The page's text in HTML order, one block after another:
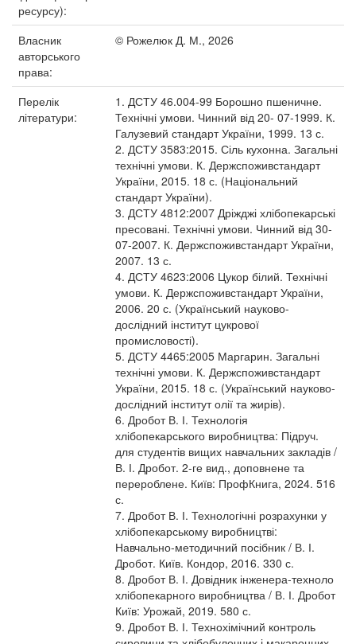
ресурсу):
Власник
авторського
права:
© Рожелюк Д. М., 2026
Перелік
літератури:
1. ДСТУ 46.004-99 Борошно пшеничне.
Технічні умови. Чинний від 20- 07-1999. К.
Галузевий стандарт України, 1999. 13 с.
2. ДСТУ 3583:2015. Сіль кухонна. Загальні
технічні умови. К. Держспоживстандарт
України, 2015. 18 с. (Національний
стандарт України).
3. ДСТУ 4812:2007 Дріжджі хлібопекарські
пресовані. Технічні умови. Чинний від 30-
07-2007. К. Держспоживстандарт України,
2007. 13 с.
4. ДСТУ 4623:2006 Цукор білий. Технічні
умови. К. Держспоживстандарт України,
2006. 20 с. (Український науково-
дослідний інститут цукрової
промисловості).
5. ДСТУ 4465:2005 Маргарин. Загальні
технічні умови. К. Держспоживстандарт
України, 2015. 18 с. (Український науково-
дослідний інститут олії та жирів).
6. Дробот В. І. Технологія
хлібопекарського виробництва: Підруч.
для студентів вищих навчальних закладів /
В. І. Дробот. 2-ге вид., доповнене та
перероблене. Київ: ПрофКнига, 2024. 516
с.
7. Дробот В. І. Технологічні розрахунки у
хлібопекарському виробництві:
Навчально-методичний посібник / В. І.
Дробот. Київ. Кондор, 2016. 330 с.
8. Дробот В. І. Довідник інженера-техноло
хлібопекарного виробництва / В. І. Дробот
Київ: Урожай, 2019. 580 с.
9. Дробот В. І. Технохімічний контроль